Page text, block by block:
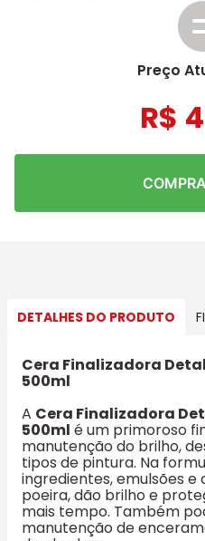
Preço
R$
DETALHES DO PRODUTO
Cera Finalizadora
500ml
A Cera Finalizadora
500ml é um primoroso
manutenção do brilho,
tipos de pintura. Na
ingredientes, emulsões
poeira, dão brilho e
mais tempo. Também
manutenção de